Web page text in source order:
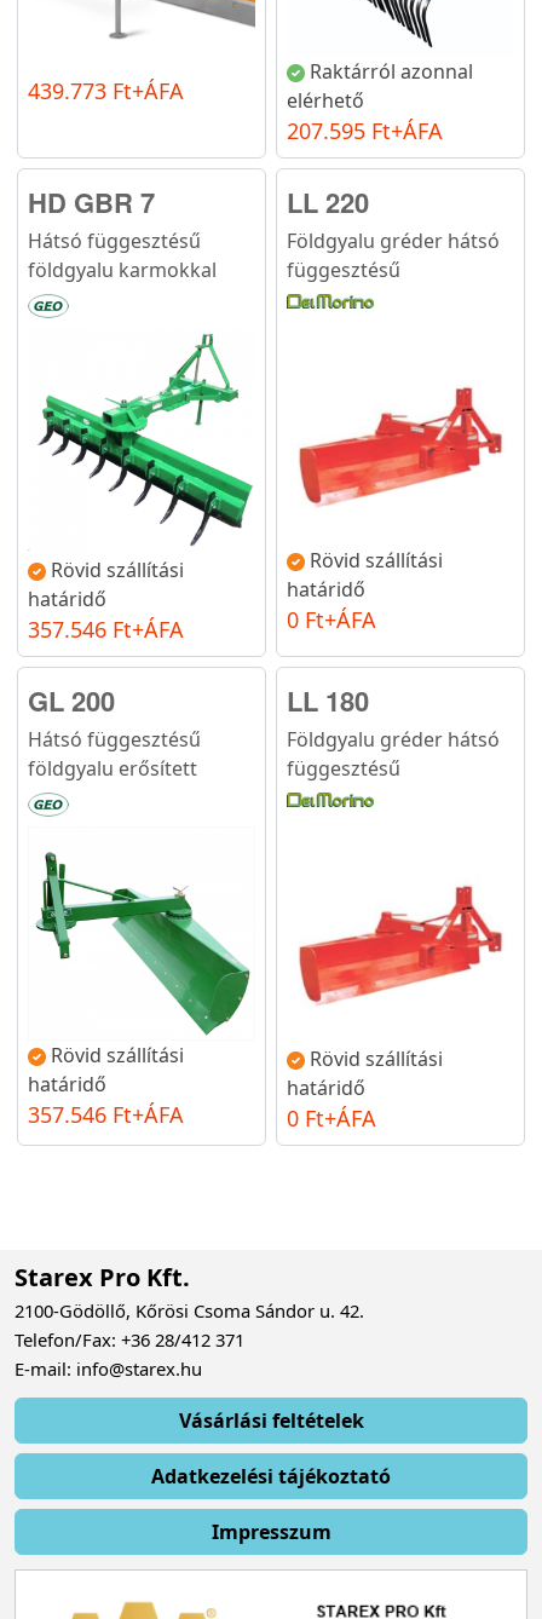
439.773 Ft+ÁFA
Raktárról azonnal
elérhető
207.595 Ft+ÁFA
HD GBR 7
Hátsó függesztésű
földgyalu karmokkal
Rövid szállítási
határidő
357.546 Ft+ÁFA
LL 220
Földgyalu gréder hátsó
függesztésű
Rövid szállítási
határidő
0 Ft+ÁFA
GL 200
Hátsó függesztésű
földgyalu erősített
Rövid szállítási
határidő
357.546 Ft+ÁFA
LL 180
Földgyalu gréder hátsó
függesztésű
Rövid szállítási
határidő
0 Ft+ÁFA
Starex Pro Kft.
2100-Gödöllő, Kőrösi Csoma Sándor u. 42.
Telefon/Fax: +36 28/412 371
E-mail: info@starex.hu
Vásárlási feltételek
Adatkezelési tájékoztató
Impresszum